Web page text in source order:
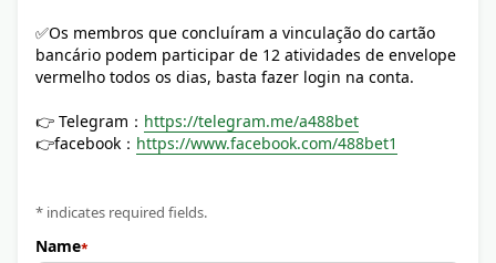
✅Os membros que concluíram a vinculação do cartão
bancário podem participar de 12 atividades de envelope
vermelho todos os dias, basta fazer login na conta.
👉 Telegram： https://telegram.me/a488bet
👉facebook： https://www.facebook.com/488bet1
* indicates required fields.
Name